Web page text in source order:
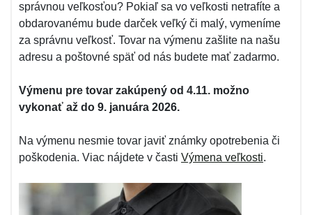
správnou veľkosťou? Pokiaľ sa vo veľkosti netrafíte a
obdarovanému bude darček veľký či malý, vymeníme
za správnu veľkosť. Tovar na výmenu zašlite na našu
adresu a poštovné späť od nás budete mať zadarmo.
Výmenu pre tovar zakúpený od 4.11. možno
vykonať až do 9. januára 2026.
Na výmenu nesmie tovar javiť známky opotrebenia či
poškodenia. Viac nájdete v časti Výmena veľkosti.